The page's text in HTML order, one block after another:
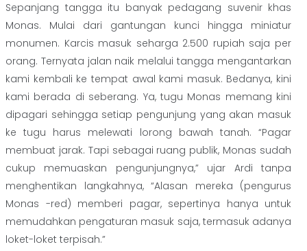
Sepanjang tangga itu banyak pedagang suvenir khas
Monas. Mulai dari gantungan kunci hingga miniatur
monumen. Karcis masuk seharga 2.500 rupiah saja per
orang. Ternyata jalan naik melalui tangga mengantarkan
kami kembali ke tempat awal kami masuk. Bedanya, kini
kami berada di seberang. Ya, tugu Monas memang kini
dipagari sehingga setiap pengunjung yang akan masuk
ke tugu harus melewati lorong bawah tanah. “Pagar
membuat jarak. Tapi sebagai ruang publik, Monas sudah
cukup memuaskan pengunjungnya,” ujar Ardi tanpa
menghentikan langkahnya, “Alasan mereka (pengurus
Monas -red) memberi pagar, sepertinya hanya untuk
memudahkan pengaturan masuk saja, termasuk adanya
loket-loket terpisah.”